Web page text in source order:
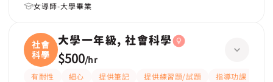
女導師-大學畢業
社會
科學
大學一年級, 社會科學
$500/hr
有耐性 細心 提供筆記 提供練習題/試題 指導功課